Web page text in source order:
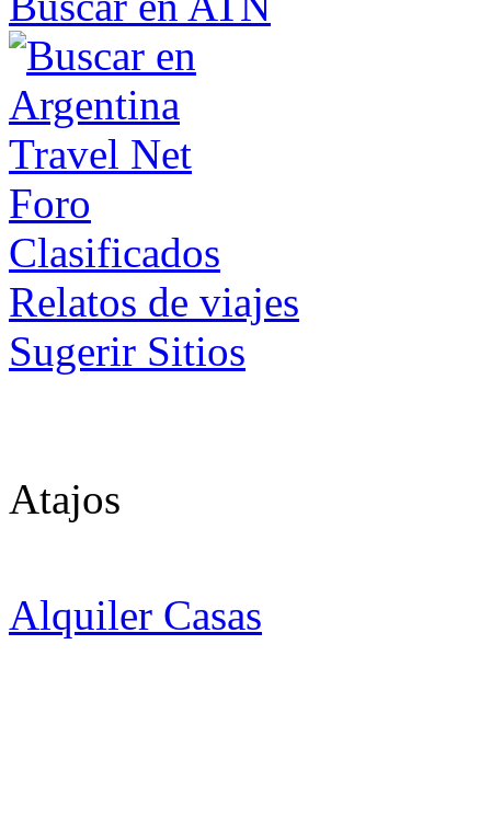
Foro
Clasificados
Relatos de viajes
Sugerir Sitios
Atajos
Alquiler Casas